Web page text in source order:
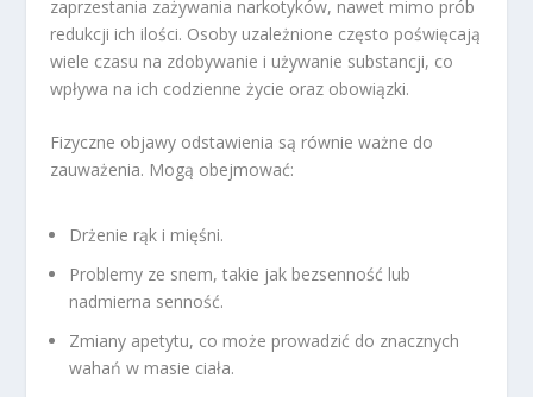
zaprzestania zażywania narkotyków, nawet mimo prób
redukcji ich ilości. Osoby uzależnione często poświęcają
wiele czasu na zdobywanie i używanie substancji, co
wpływa na ich codzienne życie oraz obowiązki.
Fizyczne objawy odstawienia są równie ważne do
zauważenia. Mogą obejmować:
Drżenie rąk i mięśni.
Problemy ze snem, takie jak bezsenność lub
nadmierna senność.
Zmiany apetytu, co może prowadzić do znacznych
wahań w masie ciała.